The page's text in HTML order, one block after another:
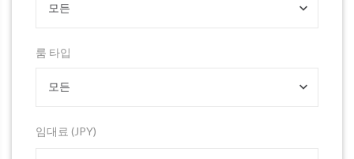
모든
룸 타입
모든
임대료 (JPY)